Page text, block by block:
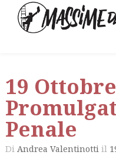
19
Penale
Di Andrea Valentinotti il